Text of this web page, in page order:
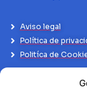
Aviso legal
Política de
Politíca de